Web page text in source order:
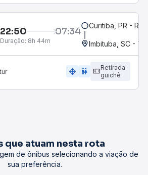
22:50 07:34
Duração: 8h 44m
Curitiba, PR -
Imbituba, SC -
ac_unit wc
Retirada
guichê
que atuam nesta rota
de ônibus selecionando a viação de
sua preferência.